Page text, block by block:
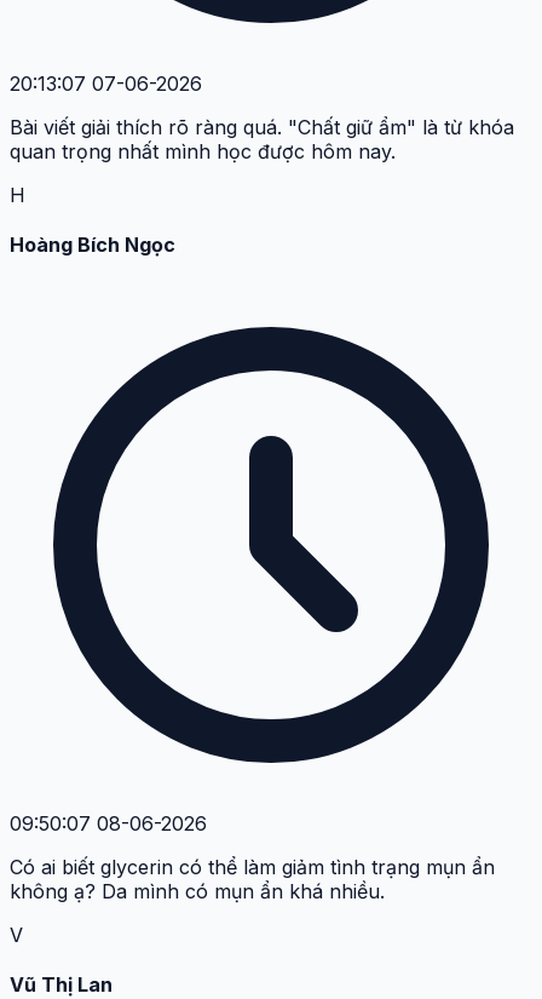
20:13:07 07-06-2026
Bài viết giải thích rõ ràng quá. "Chất giữ ẩm" là từ khóa
quan trọng nhất mình học được hôm nay.
H
Hoàng Bích Ngọc
09:50:07 08-06-2026
Có ai biết glycerin có thể làm giảm tình trạng mụn ẩn
không ạ? Da mình có mụn ẩn khá nhiều.
V
Vũ Thị Lan